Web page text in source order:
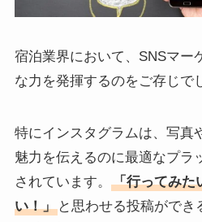
宿泊業界において、SNSマー
な力を発揮するのをご存じで
特にインスタグラムは、写真
魅力を伝えるのに最適なプラ
されています。
「行ってみた
い！」と思わせる投稿ができ